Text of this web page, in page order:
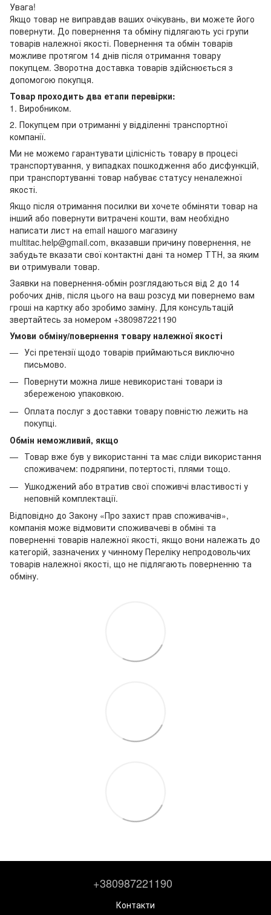
Увага!
Якщо товар не виправдав ваших очікувань, ви можете його
повернути. До повернення та обміну підлягають усі групи
товарів належної якості. Повернення та обмін товарів
можливе протягом 14 днів після отримання товару
покупцем. Зворотна доставка товарів здійснюється з
допомогою покупця.
Товар проходить два етапи перевірки:
1. Виробником.
2. Покупцем при отриманні у відділенні транспортної
компанії.
Ми не можемо гарантувати цілісність товару в процесі
транспортування, у випадках пошкодження або дисфункцій,
при транспортуванні товар набуває статусу неналежної
якості.
Якщо після отримання посилки ви хочете обміняти товар на
інший або повернути витрачені кошти, вам необхідно
написати лист на email нашого магазину
multitac.help@gmail.com, вказавши причину повернення, не
забудьте вказати свої контактні дані та номер ТТН, за яким
ви отримували товар.
Заявки на повернення-обмін розглядаються від 2 до 14
робочих днів, після цього на ваш розсуд ми повернемо вам
гроші на картку або зробимо заміну. Для консультацій
звертайтесь за номером +380987221190
Умови обміну/повернення товару належної якості
Усі претензії щодо товарів приймаються виключно
письмово.
Повернути можна лише невикористані товари із
збереженою упаковкою.
Оплата послуг з доставки товару повністю лежить на
покупці.
Обмін неможливий, якщо
Товар вже був у використанні та має сліди використання
споживачем: подряпини, потертості, плями тощо.
Ушкоджений або втратив свої споживчі властивості у
неповній комплектації.
Відповідно до Закону «Про захист прав споживачів»,
компанія може відмовити споживачеві в обміні та
поверненні товарів належної якості, якщо вони належать до
категорій, зазначених у чинному Переліку непродовольчих
товарів належної якості, що не підлягають поверненню та
обміну.
+380987221190
Контакти